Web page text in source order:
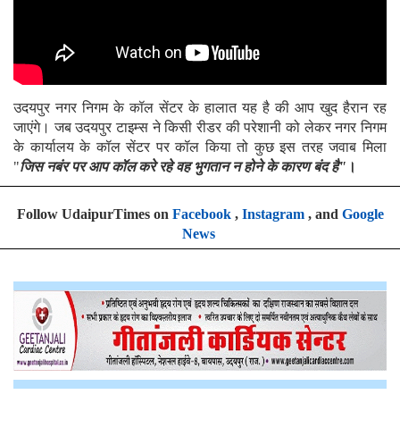
उदयपुर नगर निगम के कॉल सेंटर के हालात यह है की आप खुद हैरान रह
जाएंगे। जब उदयपुर टाइम्स ने किसी रीडर की परेशानी को लेकर नगर निगम
के कार्यालय के कॉल सेंटर पर कॉल किया तो कुछ इस तरह जवाब मिला
"जिस नबंर पर आप कॉल करे रहे वह भुगतान न होने के कारण बंद है" ।
Follow UdaipurTimes on Facebook, Instagram, and Google
News